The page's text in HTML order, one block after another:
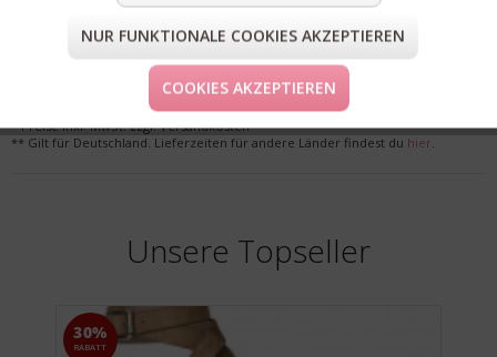
FORM & GRÖSSE
LIEFERUNG & KOSTENLOSE RETOURE
* Preise inkl. MwSt. zzgl. Versandkosten
** Gilt für Deutschland. Lieferzeiten für andere Länder findest du hier.
Unsere Topseller
30%
RABATT
NUR FUNKTIONALE COOKIES AKZEPTIEREN
COOKIES AKZEPTIEREN